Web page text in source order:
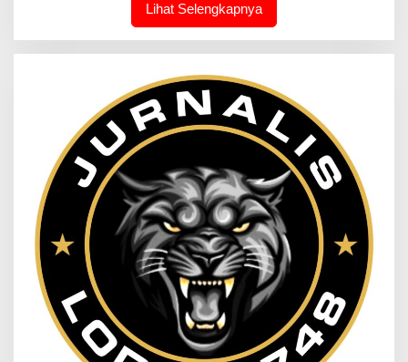
Lihat Selengkapnya